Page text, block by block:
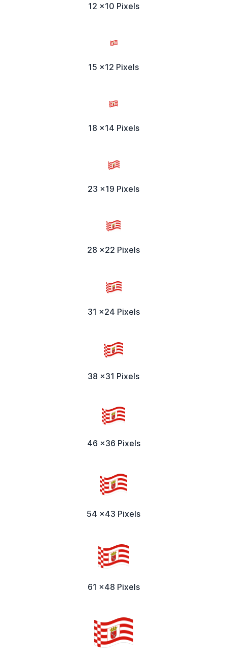
12 x10 Pixels
15 x12 Pixels
18 x14 Pixels
23 x19 Pixels
28 x22 Pixels
31 x24 Pixels
38 x31 Pixels
46 x36 Pixels
54 x43 Pixels
61 x48 Pixels